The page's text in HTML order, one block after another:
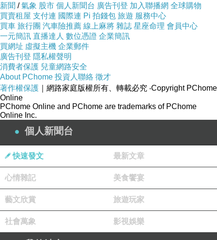
3埠獨立電源開關及藍光電源指示燈
支援過載電壓及瞬間電流保護功能
支援隨插即用及熱插拔功能
新聞 /氣象 股市 個人新聞台 廣告刊登 加入聯播網 全球購物
買賣租屋 支付連 國際連 Pi 拍錢包 旅遊 服務中心
買車 旅行團 汽車險推薦 線上麻將 雜誌 星座命理 會員中心
一元簡訊 直播達人 數位憑證 企業簡訊
買網址 虛擬主機 企業郵件
廣告刊登 隱私權聲明
消費者保護 兒童網路安全
About PChome 投資人聯絡 徵才
著作權保護 ｜網路家庭版權所有、轉載必究 ‧Copyright PChome
Online
PChome Online and PChome are trademarks of PChome
Online Inc.
個人新聞台
快速發文 最新文章
心情雜記 美食饗宴
藝文欣賞 旅遊玩家
社會萬象 影視娛樂